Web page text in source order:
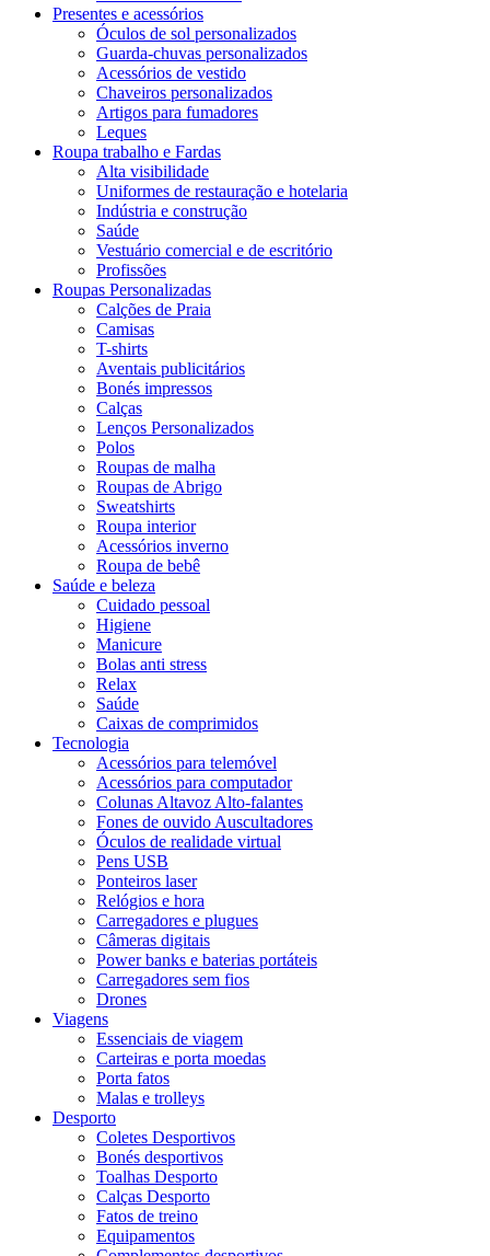
Presentes e acessórios
Óculos de sol personalizados
Guarda-chuvas personalizados
Acessórios de vestido
Chaveiros personalizados
Artigos para fumadores
Leques
Roupa trabalho e Fardas
Alta visibilidade
Uniformes de restauração e hotelaria
Indústria e construção
Saúde
Vestuário comercial e de escritório
Profissões
Roupas Personalizadas
Calções de Praia
Camisas
T-shirts
Aventais publicitários
Bonés impressos
Calças
Lenços Personalizados
Polos
Roupas de malha
Roupas de Abrigo
Sweatshirts
Roupa interior
Acessórios inverno
Roupa de bebê
Saúde e beleza
Cuidado pessoal
Higiene
Manicure
Bolas anti stress
Relax
Saúde
Caixas de comprimidos
Tecnologia
Acessórios para telemóvel
Acessórios para computador
Colunas Altavoz Alto-falantes
Fones de ouvido Auscultadores
Óculos de realidade virtual
Pens USB
Ponteiros laser
Relógios e hora
Carregadores e plugues
Câmeras digitais
Power banks e baterias portáteis
Carregadores sem fios
Drones
Viagens
Essenciais de viagem
Carteiras e porta moedas
Porta fatos
Malas e trolleys
Desporto
Coletes Desportivos
Bonés desportivos
Toalhas Desporto
Calças Desporto
Fatos de treino
Equipamentos